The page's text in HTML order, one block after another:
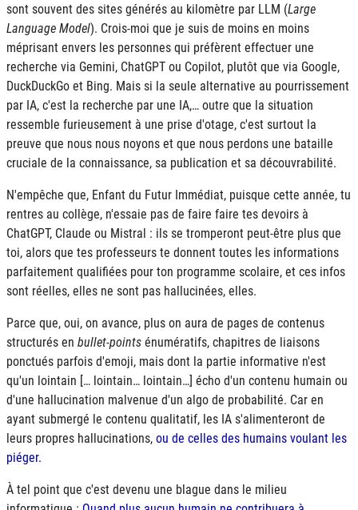
sont souvent des sites générés au kilomètre par LLM (Large
Language Model). Crois-moi que je suis de moins en moins
méprisant envers les personnes qui préfèrent effectuer une
recherche via Gemini, ChatGPT ou Copilot, plutôt que via Google,
DuckDuckGo et Bing. Mais si la seule alternative au pourrissement
par IA, c'est la recherche par une IA,… outre que la situation
ressemble furieusement à une prise d'otage, c'est surtout la
preuve que nous nous noyons et que nous perdons une bataille
cruciale de la connaissance, sa publication et sa découvrabilité.
N'empêche que, Enfant du Futur Immédiat, puisque cette année, tu
rentres au collège, n'essaie pas de faire faire tes devoirs à
ChatGPT, Claude ou Mistral : ils se tromperont peut-être plus que
toi, alors que tes professeurs te donnent toutes les informations
parfaitement qualifiées pour ton programme scolaire, et ces infos
sont réelles, elles ne sont pas hallucinées, elles.
Parce que, oui, on avance, plus on aura de pages de contenus
structurés en bullet-points énumératifs, chapitres de liaisons
ponctués parfois d'emoji, mais dont la partie informative n'est
qu'un lointain [… lointain… lointain…] écho d'un contenu humain ou
d'une hallucination malvenue d'un algo de probabilité. Car en
ayant submergé le contenu qualitatif, les IA s'alimenteront de
leurs propres hallucinations, ou de celles des humains voulant les
piéger.
À tel point que c'est devenu une blague dans le milieu